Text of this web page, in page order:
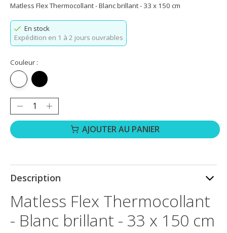
Matless Flex Thermocollant - Blanc brillant - 33 x 150 cm
En stock
Expédition en 1 à 2 jours ouvrables
Couleur :
Blanc brillant
Noir brillant
Quantité :
AJOUTER AU PANIER
Description
Matless Flex Thermocollant
- Blanc brillant - 33 x 150 cm